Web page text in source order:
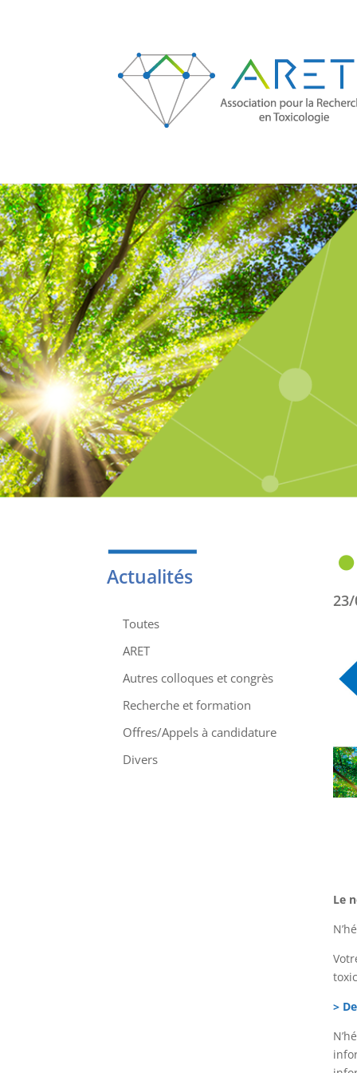
Le
>
Actualités
Toutes
ARET
Autres colloques et congrès
Recherche et formation
Offres/Appels à candidature
Divers